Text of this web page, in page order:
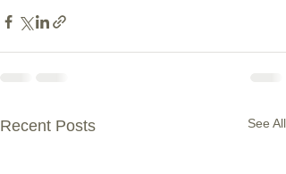
Recent Posts See All